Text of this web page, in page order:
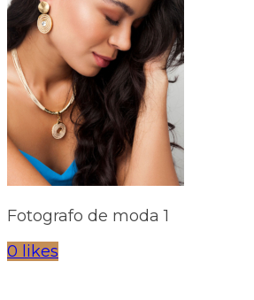
Fotografo de moda 1
0 likes